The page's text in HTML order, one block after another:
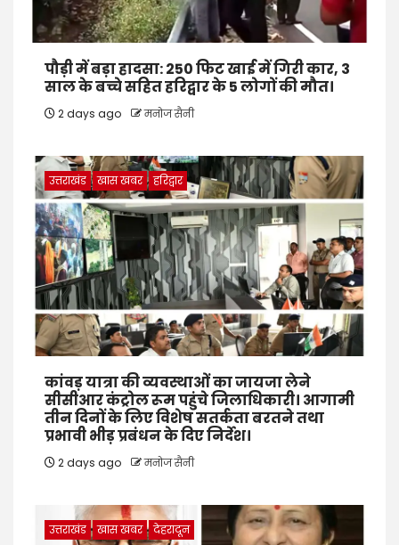
पौड़ी में बड़ा हादसा: 250 फिट खाई में गिरी कार, 3
साल के बच्चे सहित हरिद्वार के 5 लोगों की मौत।
2 days ago मनोज सैनी
उत्तराखंड खास खबर हरिद्वार
कांवड़ यात्रा की व्यवस्थाओं का जायजा लेने
सीसीआर कंट्रोल रूम पहुंचे जिलाधिकारी। आगामी
तीन दिनों के लिए विशेष सतर्कता बरतने तथा
प्रभावी भीड़ प्रबंधन के दिए निर्देश।
2 days ago मनोज सैनी
उत्तराखंड खास खबर देहरादून